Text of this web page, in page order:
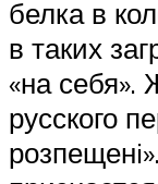
белка в
в таких
«на себя».
русского